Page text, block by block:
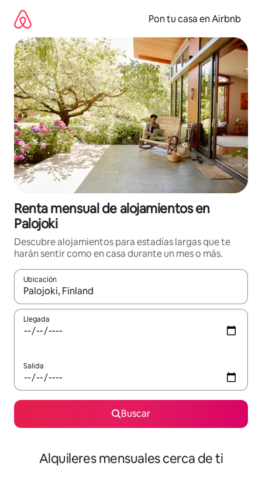
contenido
Pon tu casa en Airbnb
Renta mensual de alojamientos en
Palojoki
Descubre alojamientos para estadías largas que te
harán sentir como en casa durante un mes o más.
Ubicación
Cuando los resultados estén disponibles, navega con las
Llegada
Salida
Buscar
Alquileres mensuales cerca de ti